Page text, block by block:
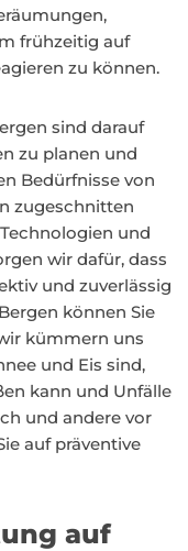
frühzeitig auf
zu können.
sind darauf
zu planen und
Bedürfnisse von
zugeschnitten
und
wir dafür, dass
und zuverlässig
können Sie
kümmern uns
und Eis sind,
kann und Unfälle
und andere vor
auf präventive
auf